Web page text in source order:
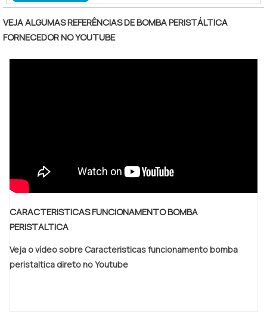
produto. Assim, as bombas peristálticas apresentam
funcionamento superior.Vantagens no uso do
equipamento Flexibilidade; Fácil acesso; Troca de
VEJA ALGUMAS REFERÊNCIAS DE BOMBA PERISTÁLTICA
FORNECEDOR NO YOUTUBE
CARACTERISTICAS FUNCIONAMENTO BOMBA
PERISTALTICA
Veja o vídeo sobre Caracteristicas funcionamento bomba
peristaltica direto no Youtube